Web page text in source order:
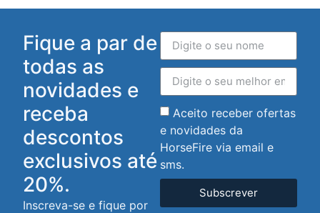
Fique a par de
todas as
novidades e
receba
descontos
exclusivos até
20%.
Inscreva-se e fique por
Aceito receber ofertas
e novidades da
HorseFire via email e
sms.
Subscrever